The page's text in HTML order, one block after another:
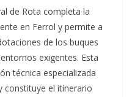
de Rota completa la
en Ferrol y permite a
de los buques
exigentes. Esta
técnica especializada
constituye el itinerario